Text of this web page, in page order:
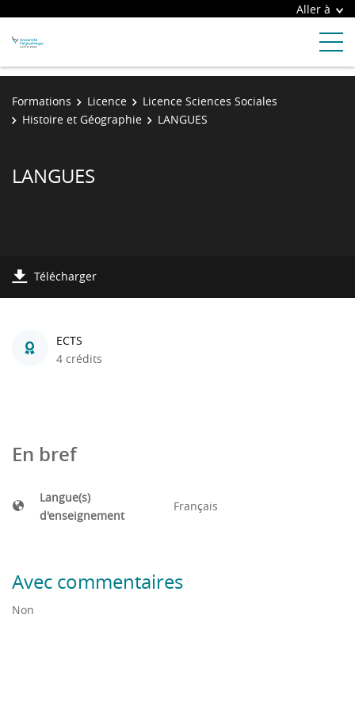
Aller à
Formations Licence
Licence Sciences Sociales
Histoire et Géographie
LANGUES
LANGUES
Télécharger
ECTS
4 crédits
En bref
Langue(s)
d'enseignement
Français
Avec commentaires
Non